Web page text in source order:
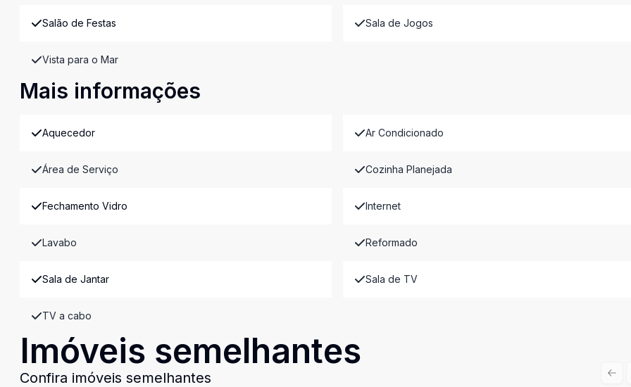
Salão de Festas Sala de Jogos
Vista para o Mar
Mais informações
Aquecedor Ar Condicionado
Área de Serviço Cozinha Planejada
Fechamento Vidro Internet
Lavabo Reformado
Sala de Jantar Sala de TV
TV a cabo
Imóveis semelhantes
Confira imóveis semelhantes